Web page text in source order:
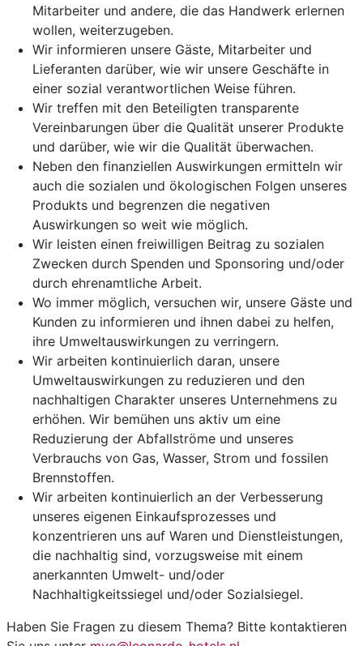
Mitarbeiter und andere, die das Handwerk erlernen
wollen, weiterzugeben.
Wir informieren unsere Gäste, Mitarbeiter und
Lieferanten darüber, wie wir unsere Geschäfte in
einer sozial verantwortlichen Weise führen.
Wir treffen mit den Beteiligten transparente
Vereinbarungen über die Qualität unserer Produkte
und darüber, wie wir die Qualität überwachen.
Neben den finanziellen Auswirkungen ermitteln wir
auch die sozialen und ökologischen Folgen unseres
Produkts und begrenzen die negativen
Auswirkungen so weit wie möglich.
Wir leisten einen freiwilligen Beitrag zu sozialen
Zwecken durch Spenden und Sponsoring und/oder
durch ehrenamtliche Arbeit.
Wo immer möglich, versuchen wir, unsere Gäste und
Kunden zu informieren und ihnen dabei zu helfen,
ihre Umweltauswirkungen zu verringern.
Wir arbeiten kontinuierlich daran, unsere
Umweltauswirkungen zu reduzieren und den
nachhaltigen Charakter unseres Unternehmens zu
erhöhen. Wir bemühen uns aktiv um eine
Reduzierung der Abfallströme und unseres
Verbrauchs von Gas, Wasser, Strom und fossilen
Brennstoffen.
Wir arbeiten kontinuierlich an der Verbesserung
unseres eigenen Einkaufsprozesses und
konzentrieren uns auf Waren und Dienstleistungen,
die nachhaltig sind, vorzugsweise mit einem
anerkannten Umwelt- und/oder
Nachhaltigkeitssiegel und/oder Sozialsiegel.
Haben Sie Fragen zu diesem Thema? Bitte kontaktieren